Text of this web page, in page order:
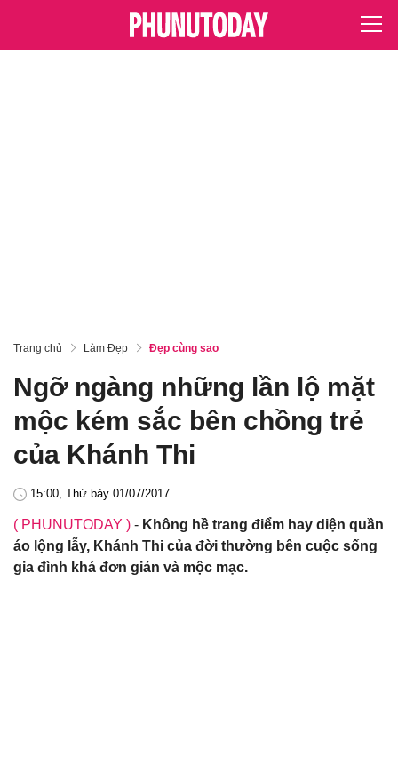
Trang chủ Làm Đẹp Đẹp cùng sao
Ngỡ ngàng những lần lộ mặt
mộc kém sắc bên chồng trẻ
của Khánh Thi
15:00, Thứ bảy 01/07/2017
( PHUNUTODAY ) - Không hề trang điểm hay diện quần
áo lộng lẫy, Khánh Thi của đời thường bên cuộc sống
gia đình khá đơn giản và mộc mạc.